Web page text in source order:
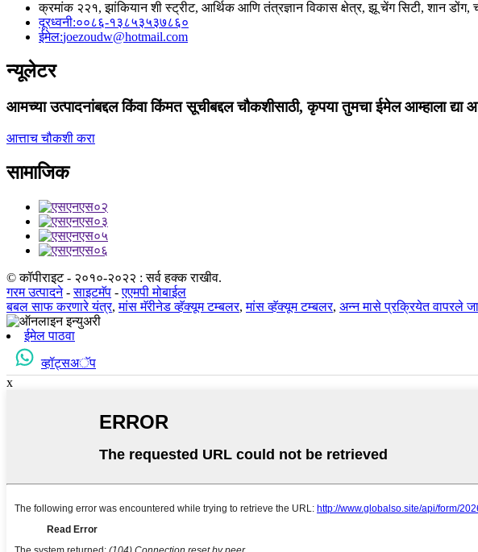
क्रमांक २२१, झांकियान शी स्ट्रीट, आर्थिक आणि तंत्रज्ञान विकास क्षेत्र, झू चेंग सिटी, शान डोंग,
दूरध्वनी:००८६-१३८५३५३७८६०
ईमेल:joezoudw@hotmail.com
न्यूलेटर
आमच्या उत्पादनांबद्दल किंवा किंमत सूचीबद्दल चौकशीसाठी, कृपया तुमचा ईमेल आम्हाला द्या
आत्ताच चौकशी करा
सामाजिक
© कॉपीराइट - २०१०-२०२२ : सर्व हक्क राखीव.
गरम उत्पादने-साइटमॅप -एएमपी मोबाईल
बबल साफ करणारे यंत्र,मांस मॅरीनेड व्हॅक्यूम टम्बलर,मांस व्हॅक्यूम टम्बलर, अन्न मासे प्रक्रियेत वापरले
ईमेल पाठवा
व्हॉट्सअॅप
x